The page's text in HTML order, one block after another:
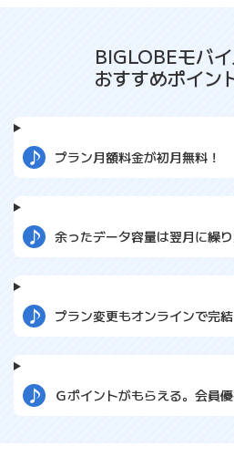
BIGLOBEモバ
おすすめポイン
プラン月額料金が初月無料！
余ったデータ容量は翌月に繰
プラン変更もオンラインで完結
Ｇポイントがもらえる。会員